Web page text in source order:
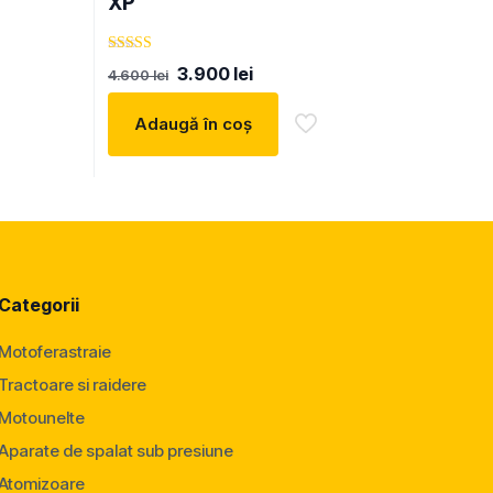
5.00
din 5
4.600lei Prețul
inițial
fost:
3.900 leiPrețul
curent
3.900 lei.
Adaugă în coș
Categorii
Motoferastraie
Tractoare si raidere
Motounelte
de spalat sub presiune